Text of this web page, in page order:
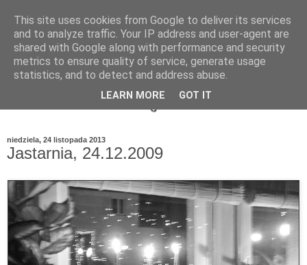
niedziela, 24 listopada 2013
Jastarnia, 24.12.2009
This site uses cookies from Google to deliver its services
and to analyze traffic. Your IP address and user-agent are
shared with Google along with performance and security
metrics to ensure quality of service, generate usage
statistics, and to detect and address abuse.
LEARN MORE GOT IT